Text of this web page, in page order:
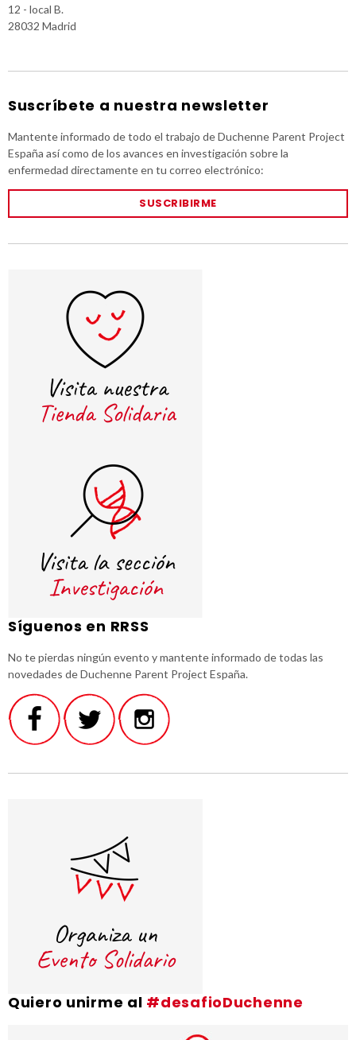
12 - local B.
28032 Madrid
Suscríbete a nuestra newsletter
Mantente informado de todo el trabajo de Duchenne Parent Project
España así como de los avances en investigación sobre la
enfermedad directamente en tu correo electrónico:
SUSCRIBIRME
Síguenos en RRSS
No te pierdas ningún evento y mantente informado de todas las
novedades de Duchenne Parent Project España.
Quiero unirme al #desafioDuchenne